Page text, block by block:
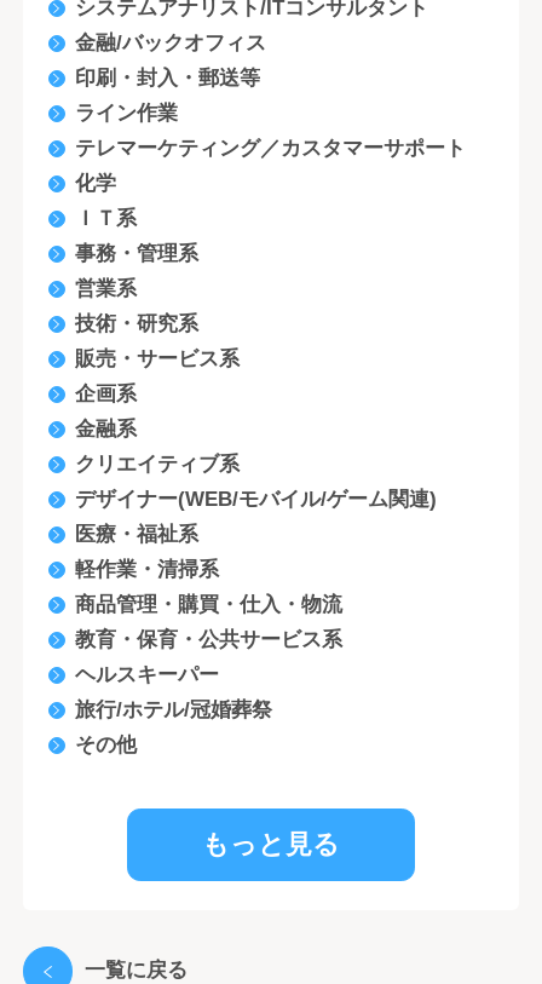
システムアナリスト/ITコンサルタント
金融/バックオフィス
印刷・封入・郵送等
ライン作業
テレマーケティング／カスタマーサポート
化学
ＩＴ系
事務・管理系
営業系
技術・研究系
販売・サービス系
企画系
金融系
クリエイティブ系
デザイナー(WEB/モバイル/ゲーム関連)
医療・福祉系
軽作業・清掃系
商品管理・購買・仕入・物流
教育・保育・公共サービス系
ヘルスキーパー
旅行/ホテル/冠婚葬祭
その他
もっと見る
一覧に戻る